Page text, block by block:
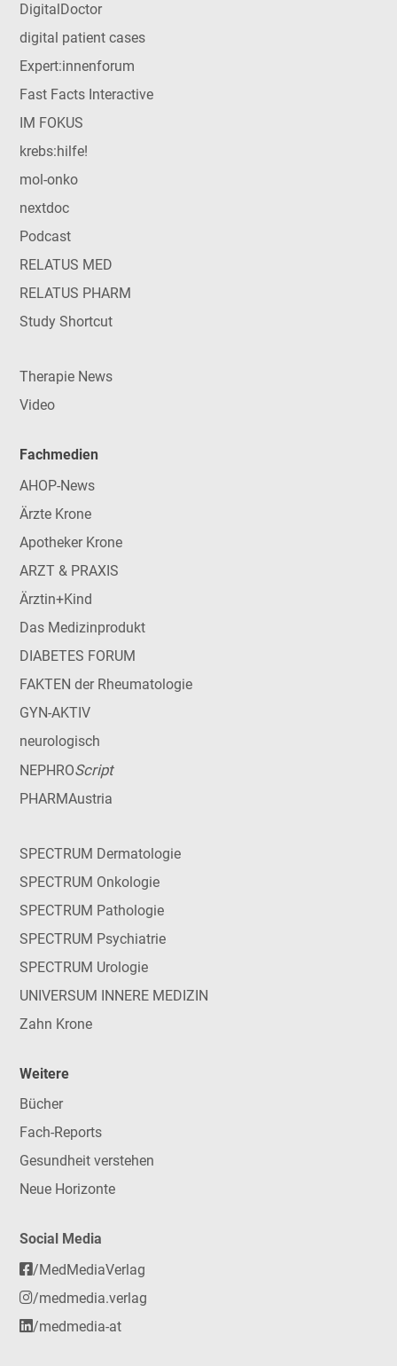
DigitalDoctor
digital patient cases
Expert:innenforum
Fast Facts Interactive
IM FOKUS
krebs:hilfe!
mol-onko
nextdoc
Podcast
RELATUS MED
RELATUS PHARM
Study Shortcut
Therapie News
Video
Fachmedien
AHOP-News
Ärzte Krone
Apotheker Krone
ARZT & PRAXIS
Ärztin+Kind
Das Medizinprodukt
DIABETES FORUM
FAKTEN der Rheumatologie
GYN-AKTIV
neurologisch
NEPHROScript
PHARMAustria
SPECTRUM Dermatologie
SPECTRUM Onkologie
SPECTRUM Pathologie
SPECTRUM Psychiatrie
SPECTRUM Urologie
UNIVERSUM INNERE MEDIZIN
Zahn Krone
Weitere
Bücher
Fach-Reports
Gesundheit verstehen
Neue Horizonte
Social Media
/MedMediaVerlag
/medmedia.verlag
/medmedia-at